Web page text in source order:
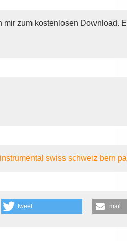
mir zum kostenlosen Download.
instrumentalswissschweiz bern
tweet mail